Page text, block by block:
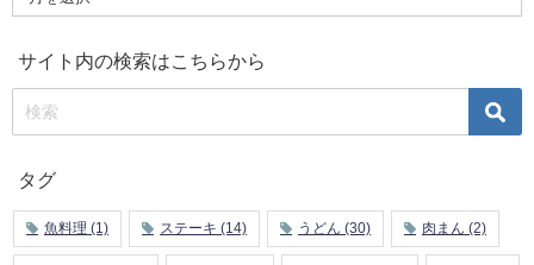
サイト内の検索はこちらから
タグ
魚料理 (1) ステーキ (14) うどん (30) 肉まん (2)